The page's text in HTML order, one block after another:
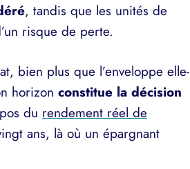
, tandis que les unités de
risque de perte.
bien plus que l’enveloppe elle-
horizon constitue la décision
du rendement réel de
ans, là où un épargnant